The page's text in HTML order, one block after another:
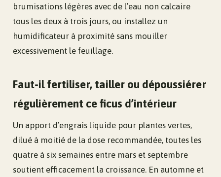
brumisations légères avec de l’eau non calcaire
tous les deux à trois jours, ou installez un
humidificateur à proximité sans mouiller
excessivement le feuillage.
Faut-il fertiliser, tailler ou dépoussiérer
régulièrement ce ficus d’intérieur
Un apport d’engrais liquide pour plantes vertes,
dilué à moitié de la dose recommandée, toutes les
quatre à six semaines entre mars et septembre
soutient efficacement la croissance. En automne et